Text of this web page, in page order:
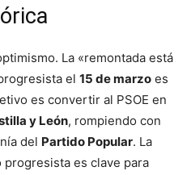
La «remontada está
el 15 de marzo es
es convertir al PSOE en
y León, rompiendo con
del Partido Popular. La
es clave para